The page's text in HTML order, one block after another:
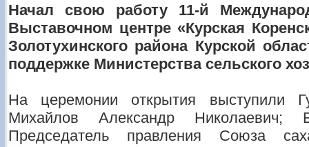
Начал свою работу 11-й
Выставочном центре «Курская
Золотухинского района Курской
поддержке Министерства сельского
На церемонии открытия выступили
Михайлов Александр Николаевич;
Председатель правления Союза